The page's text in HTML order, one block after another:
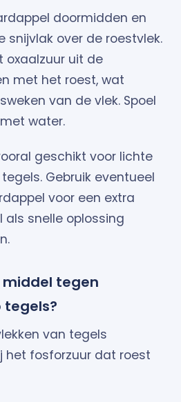
doormidden en
snijvlak over de roestvlek.
oxaalzuur uit de
met het roest, wat
van de vlek. Spoel
water.
geschikt voor lichte
Gebruik eventueel
voor een extra
snelle oplossing
middel tegen
tegels?
van tegels
het fosforzuur dat roest